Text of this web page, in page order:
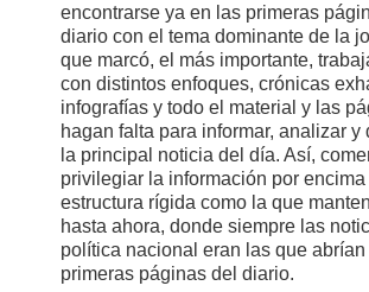
encontrarse ya en las primeras
diario con el tema dominante de la
que marcó, el más importante,
con distintos enfoques, crónicas
infografías y todo el material y las
hagan falta para informar, analizar y
la principal noticia del día. Así,
privilegiar la información por encima
estructura rígida como la que
hasta ahora, donde siempre las
política nacional eran las que
primeras páginas del diario.